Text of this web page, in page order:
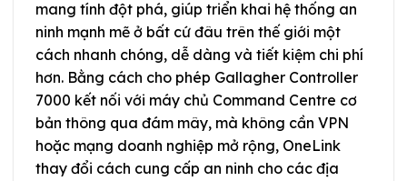
mang tính đột phá, giúp triển khai hệ thống an
ninh mạnh mẽ ở bất cứ đâu trên thế giới một
cách nhanh chóng, dễ dàng và tiết kiệm chi phí
hơn. Bằng cách cho phép Gallagher Controller
7000 kết nối với máy chủ Command Centre cơ
bản thông qua đám mây, mà không cần VPN
hoặc mạng doanh nghiệp mở rộng, OneLink
thay đổi cách cung cấp an ninh cho các địa